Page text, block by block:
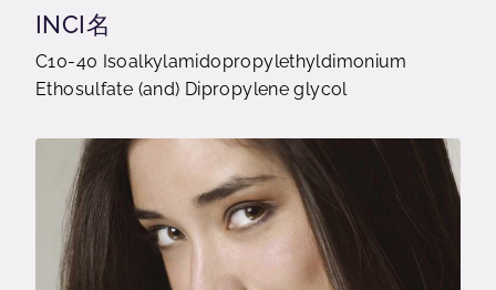
INCI名
C10-40 Isoalkylamidopropylethyldimonium
Ethosulfate (and) Dipropylene glycol